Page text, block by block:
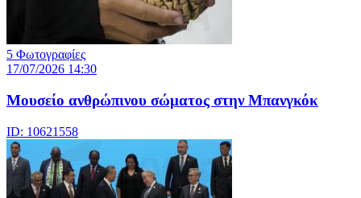
5 Φωτογραφίες
17/07/2026 14:30
Μουσείο ανθρώπινου σώματος στην Μπανγκόκ
ID: 10621558